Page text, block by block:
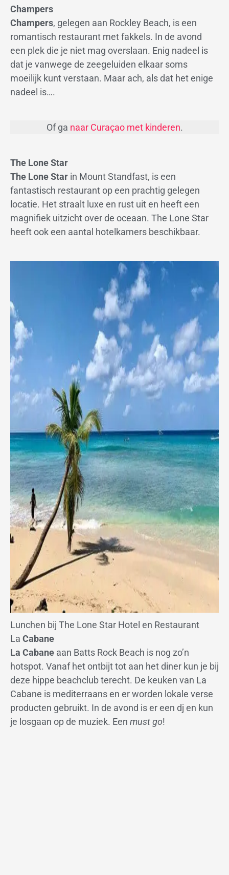
Champers
Champers, gelegen aan Rockley Beach, is een
romantisch restaurant met fakkels. In de avond
een plek die je niet mag overslaan. Enig nadeel is
dat je vanwege de zeegeluiden elkaar soms
moeilijk kunt verstaan. Maar ach, als dat het enige
nadeel is….
Of ga naar Curaçao met kinderen.
The Lone Star
The Lone Star in Mount Standfast, is een
fantastisch restaurant op een prachtig gelegen
locatie. Het straalt luxe en rust uit en heeft een
magnifiek uitzicht over de oceaan. The Lone Star
heeft ook een aantal hotelkamers beschikbaar.
Lunchen bij The Lone Star Hotel en Restaurant
La Cabane
La Cabane aan Batts Rock Beach is nog zo’n
hotspot. Vanaf het ontbijt tot aan het diner kun je bij
deze hippe beachclub terecht. De keuken van La
Cabane is mediterraans en er worden lokale verse
producten gebruikt. In de avond is er een dj en kun
je losgaan op de muziek. Een must go!